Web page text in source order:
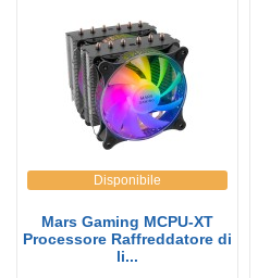
Disponibile
Mars Gaming MCPU-XT
Processore Raffreddatore di
li...